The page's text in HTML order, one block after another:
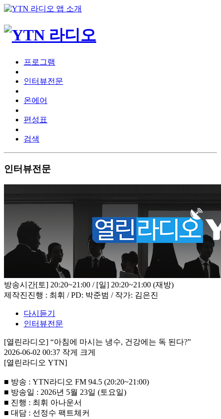
프로그램
인터뷰전문
온에어
편성표
검색
인터뷰전문
방송시간[토] 20:20~21:00 / [일] 20:20~21:00 (재방)
제작진진행 : 최휘 / PD: 박준범 / 작가: 김은진
다시듣기
인터뷰전문
[열린라디오] “아침에 마시는 냉수, 건강에는 독 된다?”
2026-06-02 00:37 작게
크게
[열린라디오 YTN]
■ 방송 : YTN라디오 FM 94.5 (20:20~21:00)
■ 방송일 : 2026년 5월 23일 (토요일)
■ 진행 : 최휘 아나운서
■ 대담 : 선정수 팩트체커